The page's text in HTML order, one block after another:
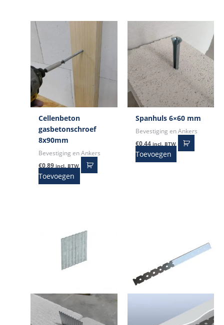
Cellenbeton
gasbetonschroef
8x90mm
Bevestiging en Ankers
€0,89 incl. BTW
Toevoegen
Spanhuls 6×60 mm
Bevestiging en Ankers
€0,44 incl. BTW
Toevoegen